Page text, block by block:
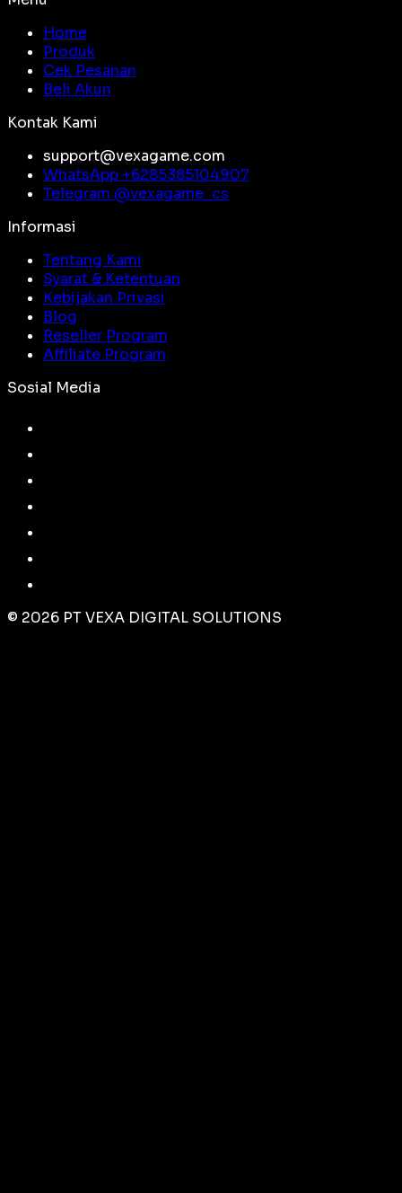
Home
Produk
Cek Pesanan
Beli Akun
Kontak Kami
support@vexagame.com
WhatsApp +6285385104907
Telegram @vexagame_cs
Informasi
Tentang Kami
Syarat & Ketentuan
Kebijakan Privasi
Blog
Reseller Program
Affiliate Program
Sosial Media
© 2026 PT VEXA DIGITAL SOLUTIONS